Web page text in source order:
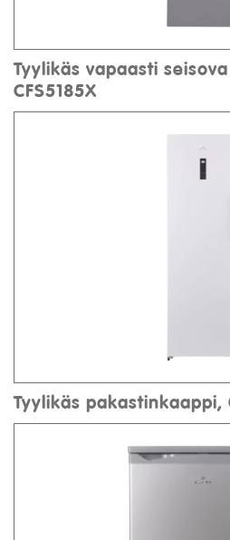
Tyylikäs vapaasti
CFS5185X
Tyylikäs pakastinkaappi,